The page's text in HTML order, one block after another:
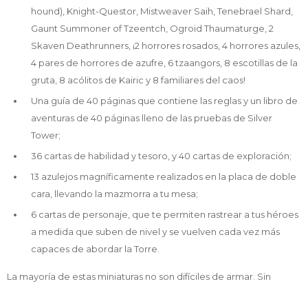
hound), Knight-Questor, Mistweaver Saih, Tenebrael Shard,
Gaunt Summoner of Tzeentch, Ogroid Thaumaturge, 2
Skaven Deathrunners, ¡2 horrores rosados, 4 horrores azules,
4 pares de horrores de azufre, 6 tzaangors, 8 escotillas de la
gruta, 8 acólitos de Kairic y 8 familiares del caos!
Una guía de 40 páginas que contiene las reglas y un libro de
aventuras de 40 páginas lleno de las pruebas de Silver
Tower;
36 cartas de habilidad y tesoro, y 40 cartas de exploración;
13 azulejos magníficamente realizados en la placa de doble
cara, llevando la mazmorra a tu mesa;
6 cartas de personaje, que te permiten rastrear a tus héroes
a medida que suben de nivel y se vuelven cada vez más
capaces de abordar la Torre.
La mayoría de estas miniaturas no son difíciles de armar. Sin